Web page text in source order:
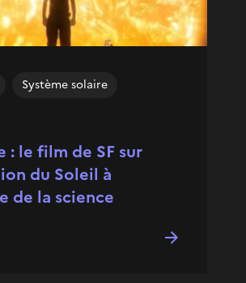
: le film de SF sur
du Soleil à
de la science
Système solaire